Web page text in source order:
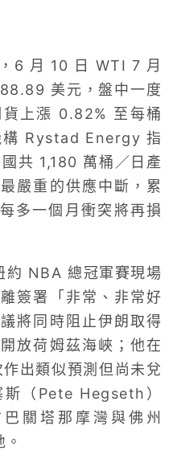
6 月 10 日 WTI 7 月
美元，盤中一度
上漲 0.82% 至每桶
Rystad Energy 指
共 1,180 萬桶／日產
嚴重的供應中斷，累
多一個月衝突將再損
NBA 總冠軍賽現場
簽署「非常、非常好
將同時阻止伊朗取得
放荷姆茲海峽；他在
出類似預測但尚未兌
（Pete Hegseth）
關塔那摩灣與佛州